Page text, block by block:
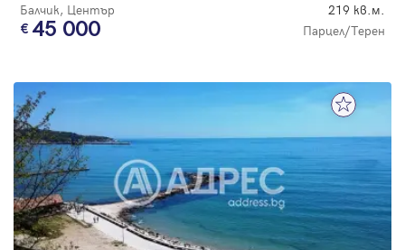
Балчик, Център 219 кв.м.
45 000 Парцел/Терен